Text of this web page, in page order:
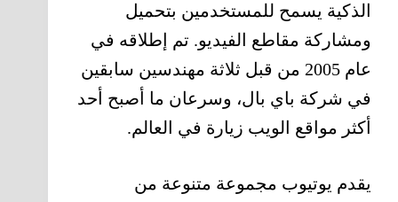
الذكية يسمح للمستخدمين بتحميل
ومشاركة مقاطع الفيديو. تم إطلاقه في
عام 2005 من قبل ثلاثة مهندسين سابقين
في شركة باي بال، وسرعان ما أصبح أحد
أكثر مواقع الويب زيارة في العالم.
يقدم يوتيوب مجموعة متنوعة من